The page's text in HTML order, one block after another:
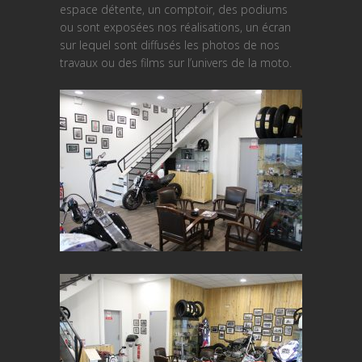
espace détente, un comptoir, des podiums
ou sont exposées nos réalisations, un écran
sur lequel sont diffusés les photos de nos
travaux ou des films sur l’univers de la moto.